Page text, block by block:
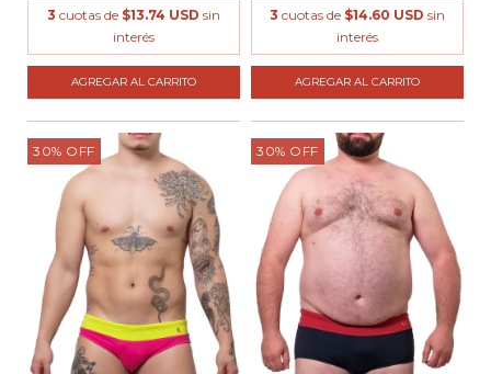
3 cuotas de $13.74 USD sin
interés
AGREGAR AL CARRITO
3 cuotas de $14.60 USD sin
interés
AGREGAR AL CARRITO
30% OFF 30% OFF